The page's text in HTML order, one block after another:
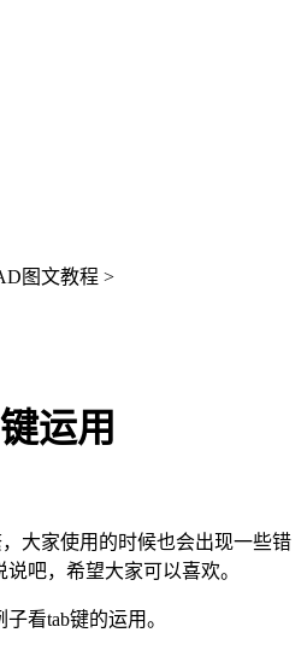
图文教程 >
运用
大家使用的时候也会出现一些错
吧，希望大家可以喜欢。
子看tab键的运用。